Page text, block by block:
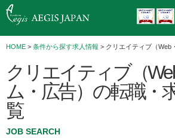
HOME > 条件から探す求人情報 > クリエイティブ（Web
クリエイティブ（
ム・広告）の転職・
覧
JOB SEARCH